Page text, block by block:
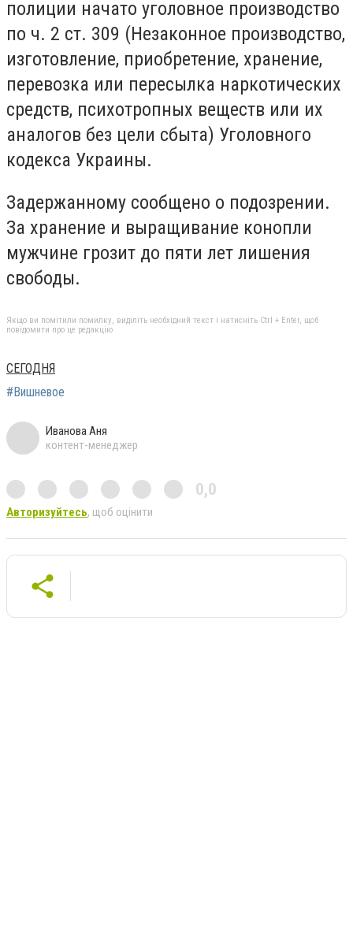
полиции начато уголовное производство
по ч. 2 ст. 309 (Незаконное производство,
изготовление, приобретение, хранение,
перевозка или пересылка наркотических
средств, психотропных веществ или их
аналогов без цели сбыта) Уголовного
кодекса Украины.
Задержанному сообщено о подозрении.
За хранение и выращивание конопли
мужчине грозит до пяти лет лишения
свободы.
Якщо ви помітили помилку, виділіть необхідний текст і натисніть Ctrl + Enter, щоб
повідомити про це редакцію
СЕГОДНЯ
#Вишневое
Иванова Аня
контент-менеджер
0,0
Авторизуйтесь, щоб оцінити